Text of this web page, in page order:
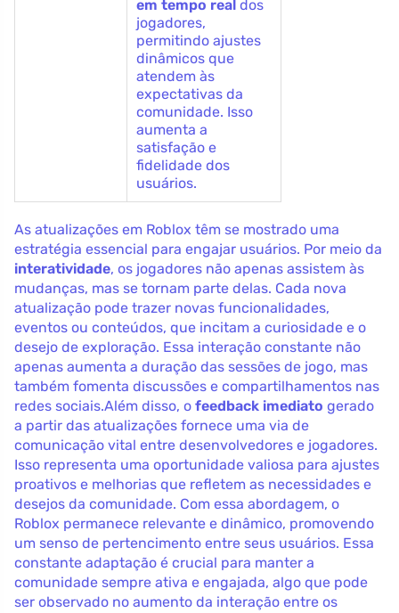
em tempo real dos
jogadores,
permitindo ajustes
dinâmicos que
atendem às
expectativas da
comunidade. Isso
aumenta a
satisfação e
fidelidade dos
usuários.
As atualizações em Roblox têm se mostrado uma
estratégia essencial para engajar usuários. Por meio da
interatividade, os jogadores não apenas assistem às
mudanças, mas se tornam parte delas. Cada nova
atualização pode trazer novas funcionalidades,
eventos ou conteúdos, que incitam a curiosidade e o
desejo de exploração. Essa interação constante não
apenas aumenta a duração das sessões de jogo, mas
também fomenta discussões e compartilhamentos nas
redes sociais.Além disso, o feedback imediato gerado
a partir das atualizações fornece uma via de
comunicação vital entre desenvolvedores e jogadores.
Isso representa uma oportunidade valiosa para ajustes
proativos e melhorias que refletem as necessidades e
desejos da comunidade. Com essa abordagem, o
Roblox permanece relevante e dinâmico, promovendo
um senso de pertencimento entre seus usuários. Essa
constante adaptação é crucial para manter a
comunidade sempre ativa e engajada, algo que pode
ser observado no aumento da interação entre os